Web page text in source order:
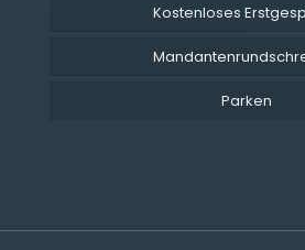
Kostenloses
Parken